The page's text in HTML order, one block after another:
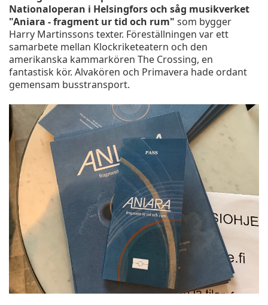
Nationaloperan i Helsingfors och såg musikverket
"Aniara - fragment ur tid och rum" som bygger
Harry Martinssons texter. Föreställningen var ett
samarbete mellan Klockriketeatern och den
amerikanska kammarkören The Crossing, en
fantastisk kör. Alvakören och Primavera hade ordant
gemensam busstransport.